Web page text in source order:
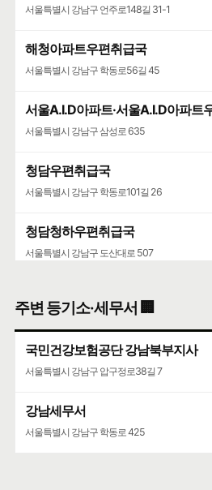
서울특별시 강남구 언주로148길 31-1
해청아파트우편취급국
서울특별시 강남구 학동로56길 45
서울A.I.D아파트·서울A.I.D아파트
서울특별시 강남구 삼성로 635
청담우편취급국
서울특별시 강남구 학동로101길 26
청담청하우편취급국
서울특별시 강남구 도산대로 507
주변 등기소·세무서 🏢
국민건강보험공단 강남북부지사
서울특별시 강남구 압구정로38길 7
강남세무서
서울특별시 강남구 학동로 425